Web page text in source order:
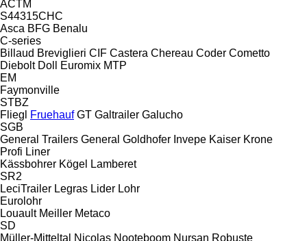
ACTM
S44315CHC
Asca BFG Benalu
C-series
Billaud Breviglieri CIF Castera Chereau Coder Cometto
Diebolt Doll
Euromix MTP
EM
Faymonville
STBZ
Fliegl
Fruehauf GT Galtrailer Galucho
SGB
General Trailers General Goldhofer Invepe Kaiser Krone
Profi Liner
Kässbohrer Kögel
Lamberet
SR2
LeciTrailer Legras Lider Lohr
Eurolohr
Louault Meiller Metaco
SD
Müller-Mitteltal
Nicolas Nooteboom Nursan Robuste